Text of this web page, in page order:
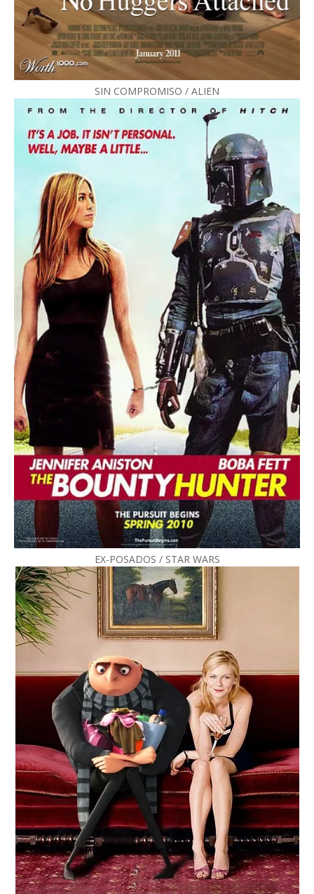
SIN COMPROMISO / ALIEN
EX-POSADOS / STAR WARS